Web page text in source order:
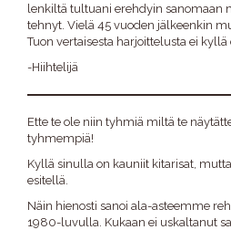
lenkiltä tultuani erehdyin sanomaan
tehnyt. Vielä 45 vuoden jälkeenkin
Tuon vertaisesta harjoittelusta ei kyllä
-Hiihtelijä
Ette te ole niin tyhmiä miltä te
tyhmempiä!
Kyllä sinulla on kauniit kitarisat,
esitellä.
Näin hienosti sanoi ala-asteemme
1980-luvulla. Kukaan ei uskaltanut